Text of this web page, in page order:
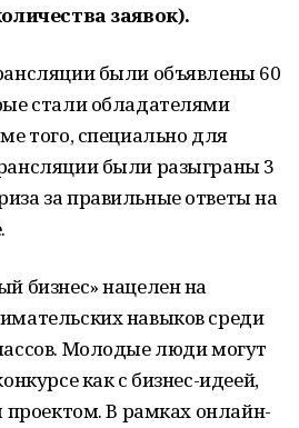
заявок).
были объявлены 60
стали обладателями
того, специально для
были разыграны 3
за правильные ответы на
бизнес» нацелен на
навыков среди
Молодые люди могут
как с бизнес-идеей,
проектом. В рамках онлайн-